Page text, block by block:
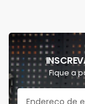
Fique a